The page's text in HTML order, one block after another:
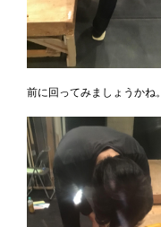
前に回ってみましょうかね。